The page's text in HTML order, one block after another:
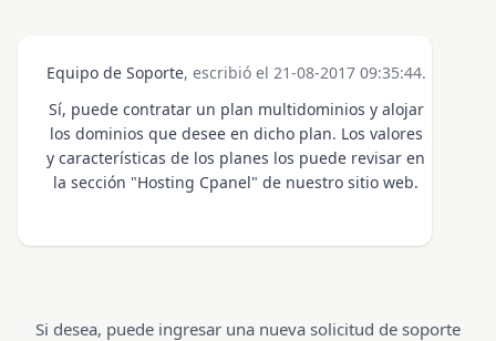
Equipo de Soporte, escribió el 21-08-2017 09:35:44.
Sí, puede contratar un plan multidominios y alojar
los dominios que desee en dicho plan. Los valores
y características de los planes los puede revisar en
la sección "Hosting Cpanel" de nuestro sitio web.
Si desea, puede ingresar una nueva solicitud de soporte